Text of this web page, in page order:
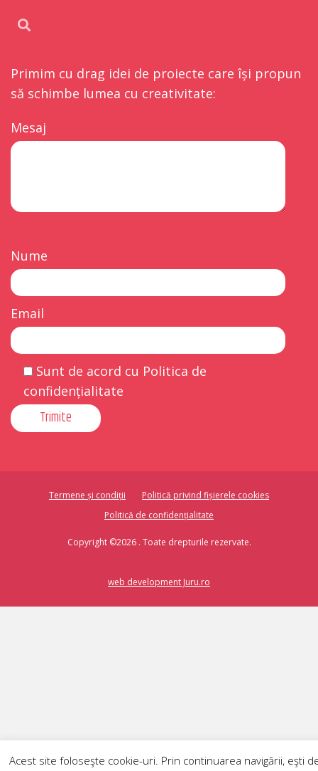
Primim cu drag idei de proiecte care își propun
să schimbe lumea cu creativitate:
Mesaj
Nume
Email
Sunt de acord cu Politica de
confidențialitate
Termene și condiții
Politică privind fișierele cookies
Politică de confidențialitate
Copyright ©2026 . Toate drepturile rezervate.
web development Juru.ro
Acest site foloseşte cookie-uri. Prin continuarea navigării, eşti